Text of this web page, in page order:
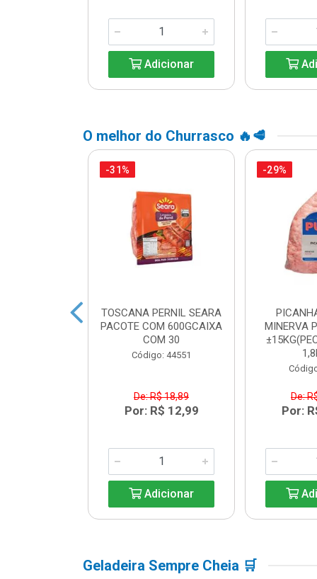
Adicionar
O melhor do Churrasco 🔥🥩
-31%
TOSCANA PERNIL SEARA
PACOTE COM 600GCAIXA
COM 30
Código: 44551
De: R$ 18,89
Por: R$ 12,99
Adicionar
-29%
MINERVA
De:
Por:
Geladeira Sempre Cheia 🛒